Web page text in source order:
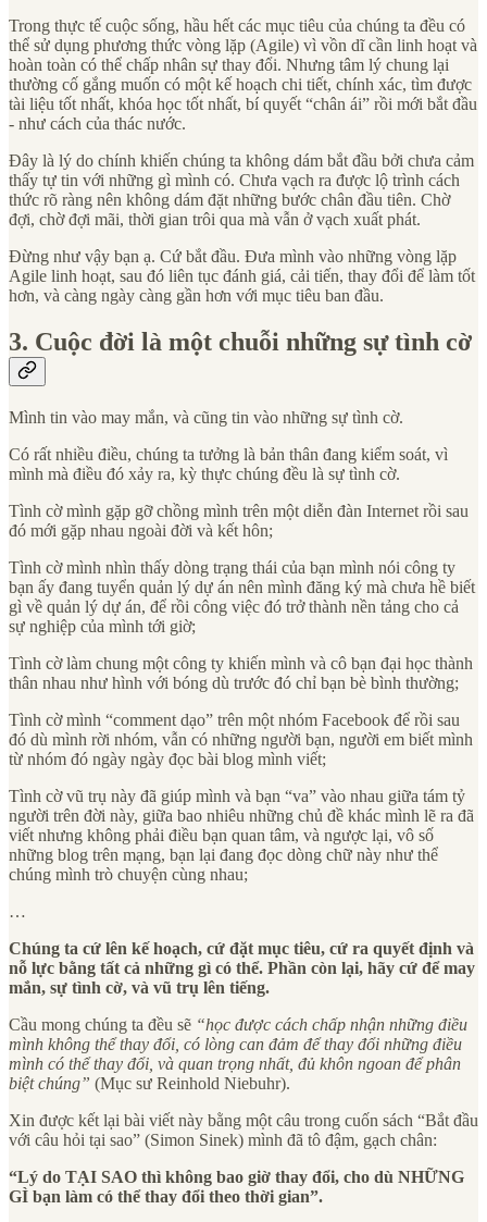
Trong thực tế cuộc sống, hầu hết các mục tiêu của chúng ta đều có
thể sử dụng phương thức vòng lặp (Agile) vì vồn dĩ cần linh hoạt và
hoàn toàn có thể chấp nhân sự thay đổi. Nhưng tâm lý chung lại
thường cố gắng muốn có một kế hoạch chi tiết, chính xác, tìm được
tài liệu tốt nhất, khóa học tốt nhất, bí quyết “chân ái” rồi mới bắt đầu
- như cách của thác nước.
Đây là lý do chính khiến chúng ta không dám bắt đầu bởi chưa cảm
thấy tự tin với những gì mình có. Chưa vạch ra được lộ trình cách
thức rõ ràng nên không dám đặt những bước chân đầu tiên. Chờ
đợi, chờ đợi mãi, thời gian trôi qua mà vẫn ở vạch xuất phát.
Đừng như vậy bạn ạ. Cứ bắt đầu. Đưa mình vào những vòng lặp
Agile linh hoạt, sau đó liên tục đánh giá, cải tiến, thay đổi để làm tốt
hơn, và càng ngày càng gần hơn với mục tiêu ban đầu.
3. Cuộc đời là một chuỗi những sự tình cờ
Mình tin vào may mắn, và cũng tin vào những sự tình cờ.
Có rất nhiều điều, chúng ta tưởng là bản thân đang kiểm soát, vì
mình mà điều đó xảy ra, kỳ thực chúng đều là sự tình cờ.
Tình cờ mình gặp gỡ chồng mình trên một diễn đàn Internet rồi sau
đó mới gặp nhau ngoài đời và kết hôn;
Tình cờ mình nhìn thấy dòng trạng thái của bạn mình nói công ty
bạn ấy đang tuyển quản lý dự án nên mình đăng ký mà chưa hề biết
gì về quản lý dự án, để rồi công việc đó trở thành nền tảng cho cả
sự nghiệp của mình tới giờ;
Tình cờ làm chung một công ty khiến mình và cô bạn đại học thành
thân nhau như hình với bóng dù trước đó chỉ bạn bè bình thường;
Tình cờ mình “comment dạo” trên một nhóm Facebook để rồi sau
đó dù mình rời nhóm, vẫn có những người bạn, người em biết mình
từ nhóm đó ngày ngày đọc bài blog mình viết;
Tình cờ vũ trụ này đã giúp mình và bạn “va” vào nhau giữa tám tỷ
người trên đời này, giữa bao nhiêu những chủ đề khác mình lẽ ra đã
viết nhưng không phải điều bạn quan tâm, và ngược lại, vô số
những blog trên mạng, bạn lại đang đọc dòng chữ này như thể
chúng mình trò chuyện cùng nhau;
…
Chúng ta cứ lên kế hoạch, cứ đặt mục tiêu, cứ ra quyết định và
nỗ lực bằng tất cả những gì có thể. Phần còn lại, hãy cứ để may
mắn, sự tình cờ, và vũ trụ lên tiếng.
Cầu mong chúng ta đều sẽ “học được cách chấp nhận những điều
mình không thể thay đổi, có lòng can đảm để thay đổi những điều
mình có thể thay đổi, và quan trọng nhất, đủ khôn ngoan để phân
biệt chúng” (Mục sư Reinhold Niebuhr).
Xin được kết lại bài viết này bằng một câu trong cuốn sách “Bắt đầu
với câu hỏi tại sao” (Simon Sinek) mình đã tô đậm, gạch chân:
“Lý do TẠI SAO thì không bao giờ thay đổi, cho dù NHỮNG
GÌ bạn làm có thể thay đổi theo thời gian”.